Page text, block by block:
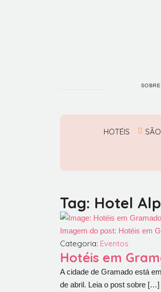
SOBRE
HOTÉIS
Tag: Hotel
Imagem do post: Hotéis em
Categoria: Eventos
Hotéis em
A cidade de Gramado está
de abril. Leia o post sobre […]